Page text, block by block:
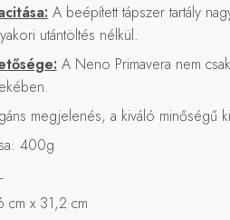
A beépített tápszer tartály
utántöltés nélkül.
A Neno Primavera nem
megjelenés, a kiváló minőségű
400g
x 31,2 cm